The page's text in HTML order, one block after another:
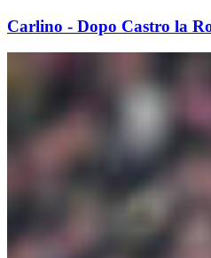
Carlino - Dopo Castro la